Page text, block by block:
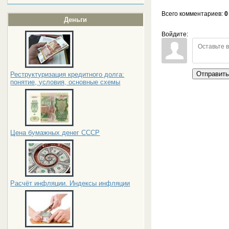
Деньги
Реструктуризация кредитного долга:
понятие, условия, основные схемы
Цена бумажных денег СССР
Расчёт инфляции. Индексы инфляции
Всего комментариев:0
Войдите:
Отправить